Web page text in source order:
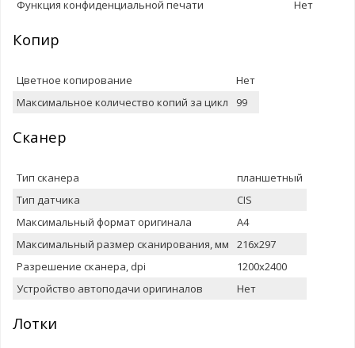
Функция конфиденциальной печати
Нет
Копир
Цветное копирование
Нет
Максимальное количество копий за цикл
99
Сканер
Тип сканера
планшетный
Тип датчика
CIS
Максимальный формат оригинала
A4
Максимальный размер сканирования, мм
216x297
Разрешение сканера, dpi
1200x2400
Устройство автоподачи оригиналов
Нет
Лотки